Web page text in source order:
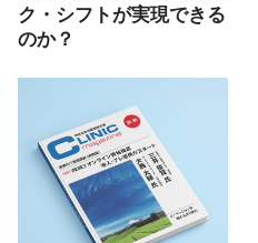
ク・シフトが実現できる
のか？